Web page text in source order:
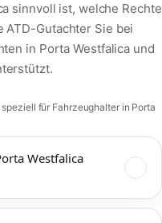
sinnvoll ist, welche Rechte
ATD-Gutachter Sie bei
in Porta Westfalica und
für Fahrzeughalter in Porta
Westfalica